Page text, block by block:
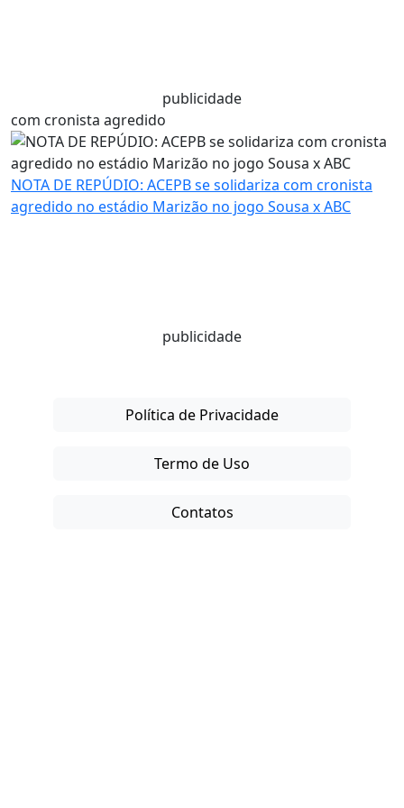
publicidade
com cronista agredido
NOTA DE REPÚDIO: ACEPB se solidariza com cronista
agredido no estádio Marizão no jogo Sousa x ABC
publicidade
Política de Privacidade
Termo de Uso
Contatos